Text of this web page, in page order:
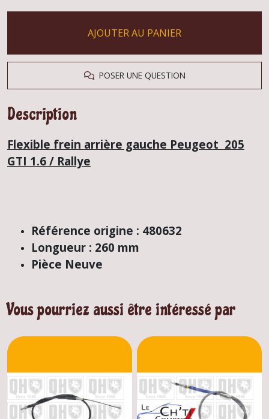
AJOUTER AU PANIER
POSER UNE QUESTION
Description
Flexible frein arrière gauche Peugeot 205
GTI 1.6 / Rallye
Référence origine : 480632
Longueur : 260 mm
Pièce Neuve
Vous pourriez aussi être intéressé par